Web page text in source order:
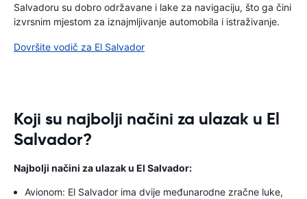
Salvadoru su dobro održavane i lake za navigaciju, što ga čini
izvrsnim mjestom za iznajmljivanje automobila i istraživanje.
Dovršite vodič za El Salvador
Koji su najbolji načini za ulazak u El
Salvador?
Najbolji načini za ulazak u El Salvador:
Avionom: El Salvador ima dvije međunarodne zračne luke,